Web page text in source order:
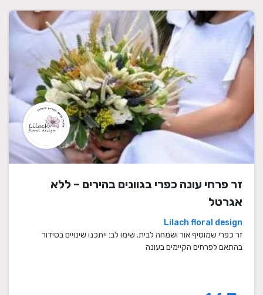
זר פרחי עונה כפרי בגוונים בהירים – ללא
אגרטל
Lilach floral design
זר כפרי שמוסיף אור ושמחה לבית. שימו לב: ייתכנו שינויים בסידור
בהתאם לפרחים הקיימים בעונה